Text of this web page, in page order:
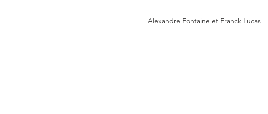
Alexandre Fontaine et Franck Lucas